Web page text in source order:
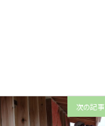
次の記事